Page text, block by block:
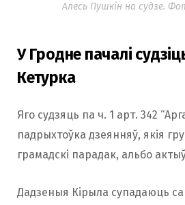
Алесь Пушкін на судзе.
У Гродне пачалі
Кетурка
Яго судзяць па ч. 1 арт. 342
падрыхтоўка дзеянняў, якія
грамадскі парадак, альбо
Дадзеныя Кірыла супадаюць са